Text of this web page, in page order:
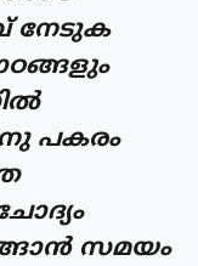
നേടുക
പകരം
സമയം